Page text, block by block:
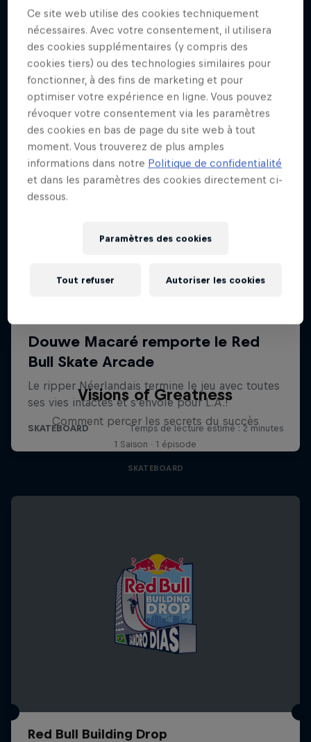
J'EN VEUX ENCORE !
Visions of Greatness
Comment percer les secrets du succès
1 Saison · 1 épisode
SKATEBOARD
Red Bull Building Drop
Ce site web utilise des cookies techniquement
nécessaires. Avec votre consentement, il utilisera
des cookies supplémentaires (y compris des
cookies tiers) ou des technologies similaires pour
fonctionner, à des fins de marketing et pour
optimiser votre expérience en ligne. Vous pouvez
révoquer votre consentement via les paramètres
des cookies en bas de page du site web à tout
moment. Vous trouverez de plus amples
informations dans notre Politique de confidentialité
et dans les paramètres des cookies directement ci-
dessous.
Paramètres des cookies
Tout refuser Autoriser les cookies